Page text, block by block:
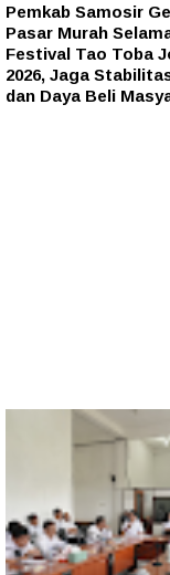
Pemkab Samosir
Pasar Murah
Festival Tao Toba
2026, Jaga
dan Daya Beli